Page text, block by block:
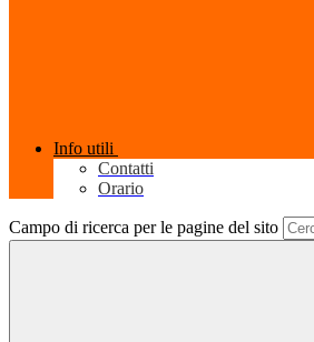
Info utili
Contatti
Orario
Campo di ricerca per le pagine del sito